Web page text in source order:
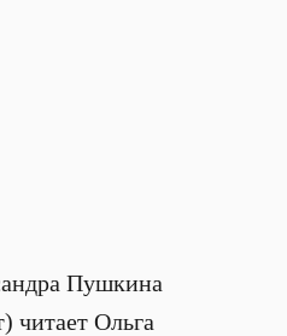
Пушкина
читает Ольга